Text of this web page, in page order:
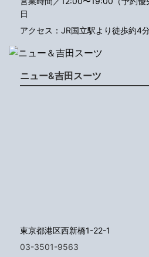
日
アクセス：JR国立駅より徒歩約4
ニュー&吉田スーツ
東京都港区西新橋1-22-1
03-3501-9563